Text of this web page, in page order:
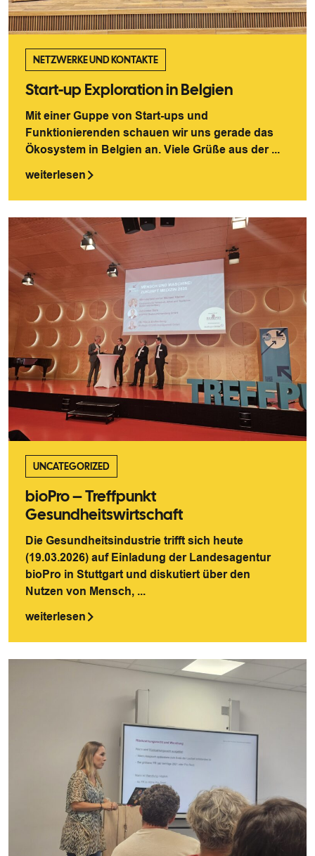
NETZWERKE UND KONTAKTE
Start-up Exploration in Belgien
Mit einer Guppe von Start-ups und
Funktionierenden schauen wir uns gerade das
Ökosystem in Belgien an. Viele Grüße aus der ...
weiterlesen
UNCATEGORIZED
bioPro – Treffpunkt
Gesundheitswirtschaft
Die Gesundheitsindustrie trifft sich heute
(19.03.2026) auf Einladung der Landesagentur
bioPro in Stuttgart und diskutiert über den
Nutzen von Mensch, ...
weiterlesen